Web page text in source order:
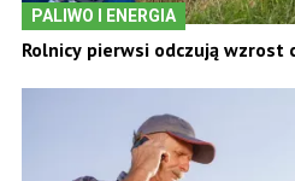
PALIWO I ENERGIA
Rolnicy pierwsi odczują wzrost